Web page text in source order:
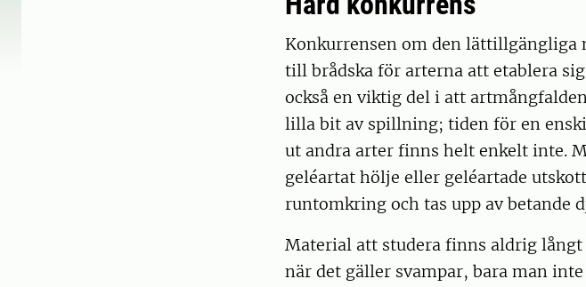
Konkurrensen om den
till brådska för arterna att etablera
också en viktig del i att
lilla bit av spillning; tiden för en
ut andra arter finns helt enkelt inte.
geléartat hölje eller geléartade
runtomkring och tas upp av betande
Material att studera finns aldrig
när det gäller svampar, bara man